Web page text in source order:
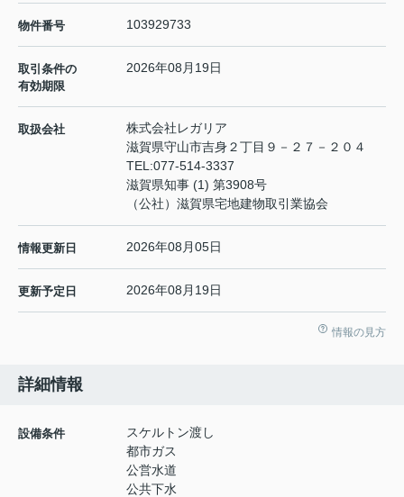
物件番号 103929733
取引条件の
有効期限
2026年08月19日
取扱会社
株式会社レガリア
滋賀県守山市吉身２丁目９－２７－２０４
TEL:077-514-3337
滋賀県知事 (1) 第3908号
（公社）滋賀県宅地建物取引業協会
情報更新日 2026年08月05日
更新予定日 2026年08月19日
情報の見方
詳細情報
設備条件
スケルトン渡し
都市ガス
公営水道
公共下水